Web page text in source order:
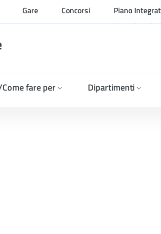
Gare Concorsi
Piano
fare per Dipartimenti